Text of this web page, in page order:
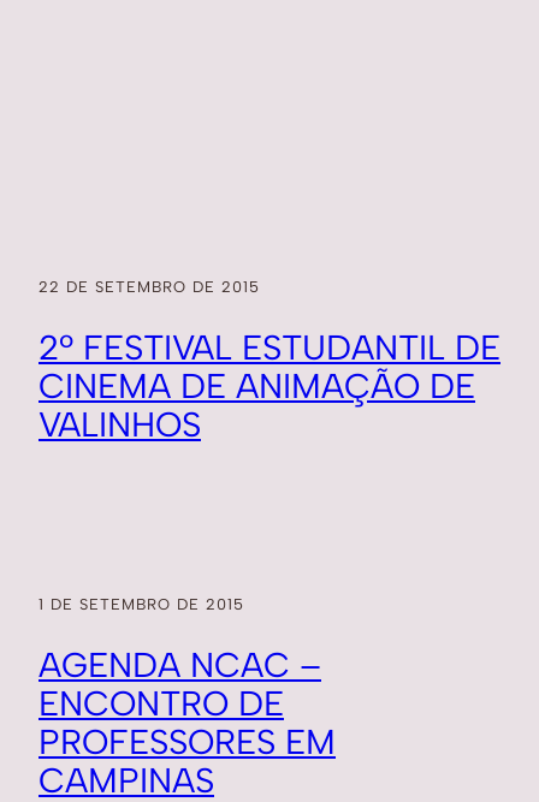
22 DE SETEMBRO DE 2015
2º FESTIVAL ESTUDANTIL DE
CINEMA DE ANIMAÇÃO DE
VALINHOS
1 DE SETEMBRO DE 2015
AGENDA NCAC –
ENCONTRO DE
PROFESSORES EM
CAMPINAS